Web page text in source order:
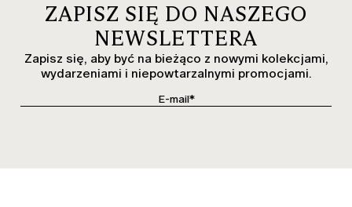
ZAPISZ SIĘ DO NASZEGO
NEWSLETTERA
Zapisz się, aby być na bieżąco z nowymi kolekcjami,
wydarzeniami i niepowtarzalnymi promocjami.